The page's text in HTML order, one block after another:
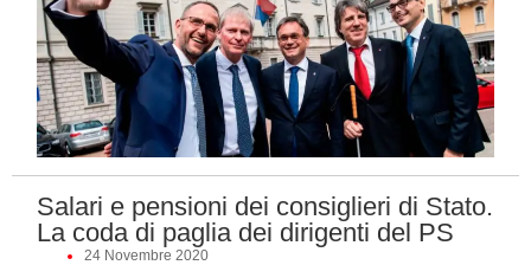
Salari e pensioni dei consiglieri di Stato.
La coda di paglia dei dirigenti del PS
24 Novembre 2020